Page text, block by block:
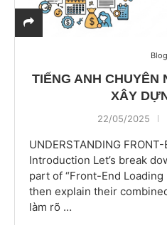
Blog
TIẾNG ANH CHUYÊN
XÂY
22/05/2025
UNDERSTANDING
Introduction Let’s break
part of “Front-End Loading
then explain their
làm rõ …